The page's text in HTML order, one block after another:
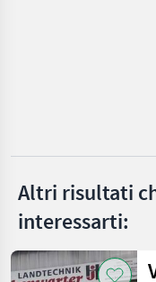
Möscha
Perwolf
Altri risultati
interessarti: